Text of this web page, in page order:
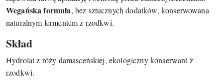
Wegańska formuła, bez sztucznych dodatków, konserwowana
naturalnym fermentem z rzodkwi.
Skład
Hydrolat z róży damasceńskiej, ekologiczny konserwant z
rzodkwi.